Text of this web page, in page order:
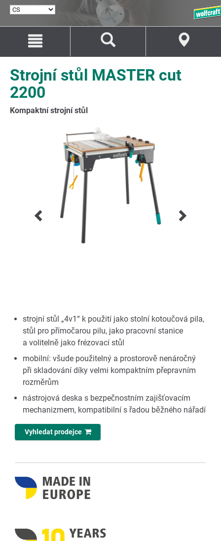
Obsah
Navigaci
Strojní stůl MASTER cut
2200
Kompaktní strojní stůl
strojní stůl „4v1“ k použití jako stolní kotoučová pila,
stůl pro přímočarou pilu, jako pracovní stanice
a volitelně jako frézovací stůl
mobilní: všude použitelný a prostorově nenáročný
při skladování díky velmi kompaktním přepravním
rozměrům
nástrojová deska s bezpečnostním zajišťovacím
mechanizmem, kompatibilní s řadou běžného nářadí
Vyhledat prodejce